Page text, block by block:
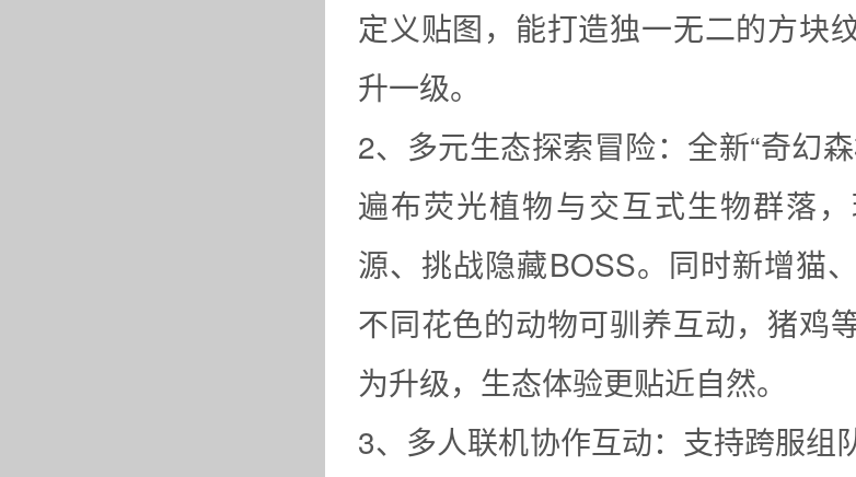
定义贴图，能打造独一无二的方块
升一级。
2、多元生态探索冒险：全新“奇幻森
遍布荧光植物与交互式生物群落
源、挑战隐藏BOSS。同时新增猫
不同花色的动物可驯养互动，猪鸡
为升级，生态体验更贴近自然。
3、多人联机协作互动：支持跨服组